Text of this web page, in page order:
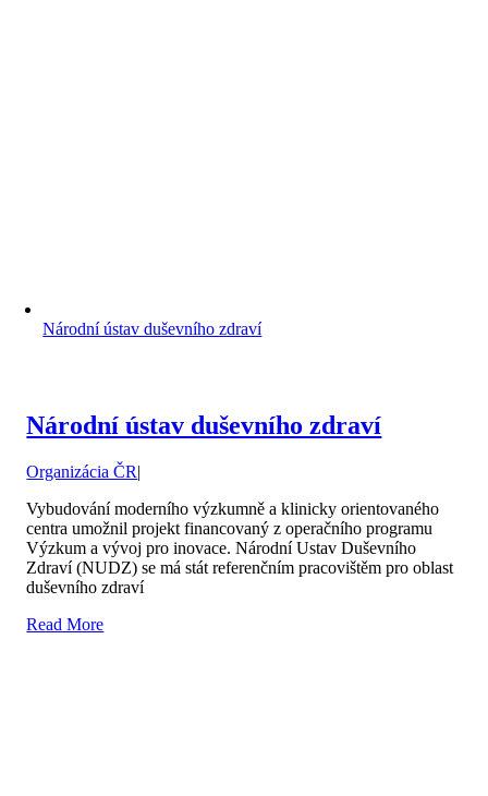
Národní ústav duševního zdraví
Národní ústav duševního zdraví
Organizácia ČR|
Vybudování moderního výzkumně a klinicky orientovaného
centra umožnil projekt financovaný z operačního programu
Výzkum a vývoj pro inovace. Národní Ustav Duševního
Zdraví (NUDZ) se má stát referenčním pracovištěm pro oblast
duševního zdraví
Read More